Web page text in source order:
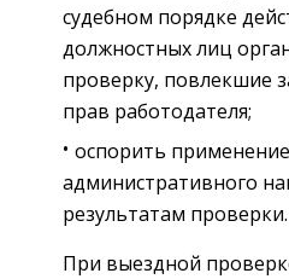
судебном порядке
должностных лиц
проверку, повлекшие
прав работодателя;
оспорить применение
административного
результатам проверки.
При выездной